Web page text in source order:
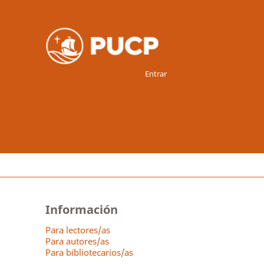
Entrar
Información
Para lectores/as
Para autores/as
Para bibliotecarios/as